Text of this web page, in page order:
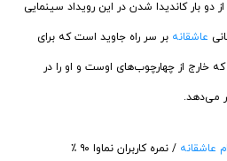
دو بار کاندیدا شدن در این رویداد سینمایی
عاشقانه بر سر راه جاوید است که برای
خارج از چهارچوب‌های اوست و او را در
می‌دهد.
عاشقانه / نمره کاربران نماوا ۹۰ ٪